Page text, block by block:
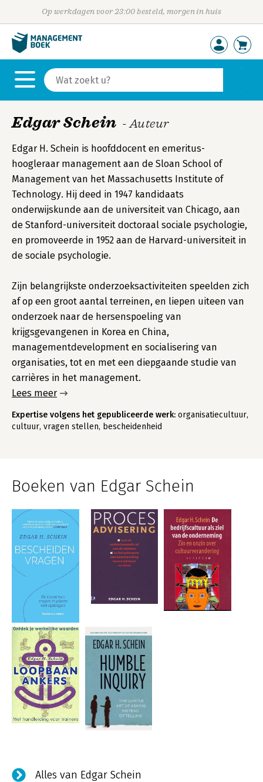
Op werkdagen voor 23:00 besteld, morgen in huis
Edgar Schein - Auteur
Edgar H. Schein is hoofddocent en emeritus-
hoogleraar management aan de Sloan School of
Management van het Massachusetts Institute of
Technology. Hij deed in 1947 kandidaats
onderwijskunde aan de universiteit van Chicago, aan
de Stanford-universiteit doctoraal sociale psychologie,
en promoveerde in 1952 aan de Harvard-universiteit in
de sociale psychologie.
Zijn belangrijkste onderzoeksactiviteiten speelden zich
af op een groot aantal terreinen, en liepen uiteen van
onderzoek naar de hersenspoeling van
krijgsgevangenen in Korea en China,
managementdevelopment en socialisering van
organisaties, tot en met een diepgaande studie van
carrières in het management.
Lees meer
Expertise volgens het gepubliceerde werk: organisatiecultuur,
cultuur, vragen stellen, bescheidenheid
Boeken van Edgar Schein
Alles van Edgar Schein